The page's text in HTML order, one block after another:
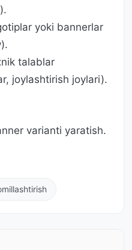
yoki bannerlar
talablar
joylashtirish joylari).
varianti yaratish.